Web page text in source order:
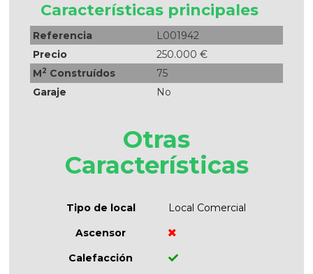
Características principales
Referencia
L001942
Precio
250.000 €
M2 Construídos
75
Garaje
No
Otras
Características
Tipo de local
Local Comercial
Ascensor
Calefacción